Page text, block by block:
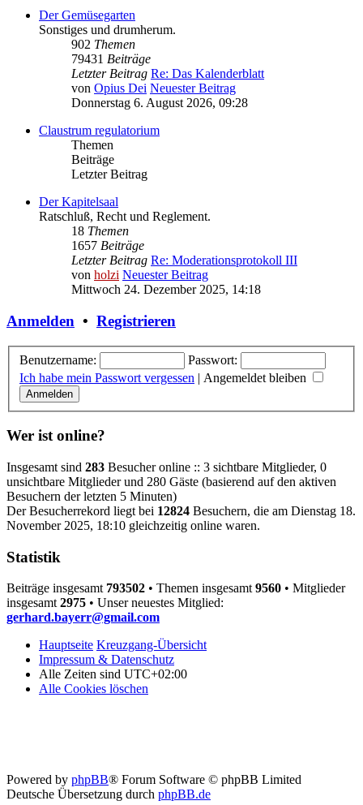
Der Gemüsegarten
Sonstiges und drumherum.
902 Themen
79431 Beiträge
Letzter Beitrag Re: Das Kalenderblatt
von Opius Dei Neuester Beitrag
Donnerstag 6. August 2026, 09:28
Claustrum regulatorium
Themen
Beiträge
Letzter Beitrag
Der Kapitelsaal
Ratschluß, Recht und Reglement.
18 Themen
1657 Beiträge
Letzter Beitrag Re: Moderationsprotokoll III
von holzi Neuester Beitrag
Mittwoch 24. Dezember 2025, 14:18
Anmelden • Registrieren
Benutzername:
Passwort:
Ich habe mein Passwort vergessen | Angemeldet bleiben
Wer ist online?
Insgesamt sind 283 Besucher online :: 3 sichtbare Mitglieder, 0
unsichtbare Mitglieder und 280 Gäste (basierend auf den aktiven
Besuchern der letzten 5 Minuten)
Der Besucherrekord liegt bei 12824 Besuchern, die am Dienstag 18.
November 2025, 18:10 gleichzeitig online waren.
Statistik
Beiträge insgesamt 793502 • Themen insgesamt 9560 • Mitglieder
insgesamt 2975 • Unser neuestes Mitglied:
gerhard.bayerr@gmail.com
Hauptseite Kreuzgang-Übersicht
Impressum & Datenschutz
Alle Zeiten sind UTC+02:00
Alle Cookies löschen
Powered by phpBB® Forum Software © phpBB Limited
Deutsche Übersetzung durch phpBB.de